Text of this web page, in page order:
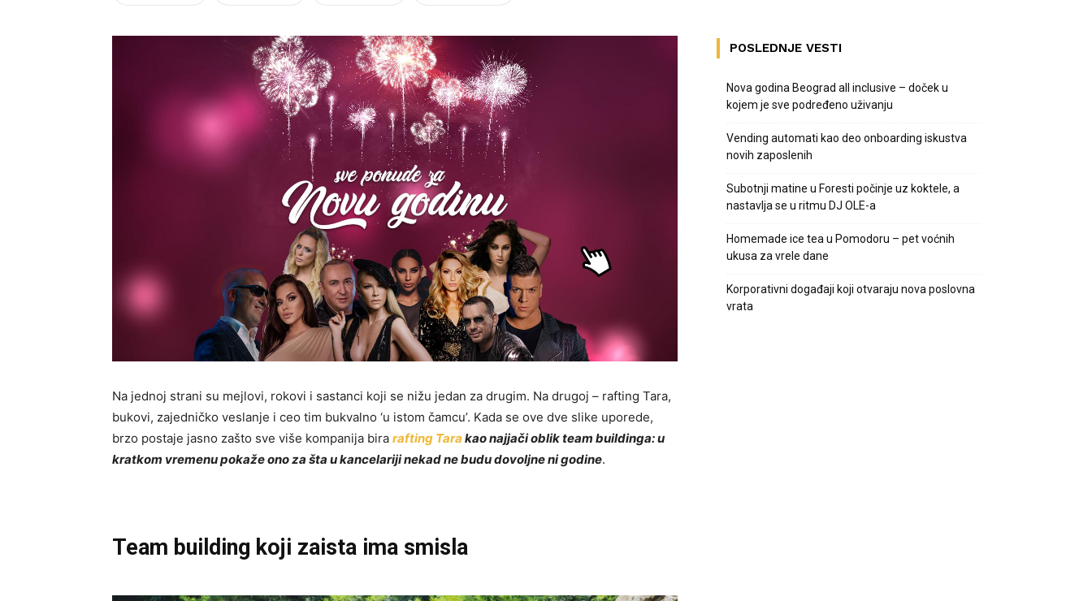
Na jednoj strani su mejlovi, rokovi i sastanci koji se nižu jedan za drugim. Na drugoj – rafting Tara,
bukovi, zajedničko veslanje i ceo tim bukvalno ‘u istom čamcu’. Kada se ove dve slike uporede,
brzo postaje jasno zašto sve više kompanija bira rafting Tara kao najjači oblik team buildinga: u
kratkom vremenu pokaže ono za šta u kancelariji nekad ne budu dovoljne ni godine.
Team building koji zaista ima smisla
POSLEDNJE VESTI
Nova godina Beograd all inclusive – doček u
kojem je sve podređeno uživanju
Vending automati kao deo onboarding iskustva
novih zaposlenih
Subotnji matine u Foresti počinje uz koktele, a
nastavlja se u ritmu DJ OLE-a
Homemade ice tea u Pomodoru – pet voćnih
ukusa za vrele dane
Korporativni događaji koji otvaraju nova poslovna
vrata